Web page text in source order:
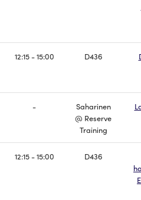
12:15 - 15:00 D436
-
Saharinen
@ Reserve
Training
12:15 - 15:00
D436